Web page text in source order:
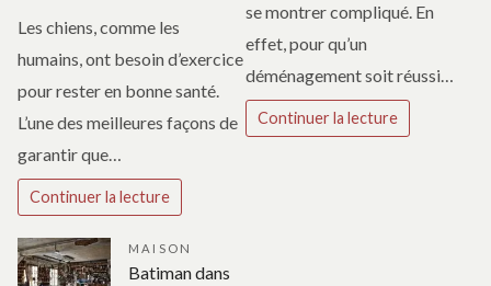
Les chiens, comme les
humains, ont besoin d’exercice
pour rester en bonne santé.
L’une des meilleures façons de
garantir que…
Continuer la lecture
se montrer compliqué. En
effet, pour qu’un
déménagement soit réussi…
Continuer la lecture
MAISON
Batiman dans